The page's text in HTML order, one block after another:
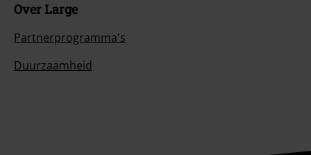
Over Large
Partnerprogramma's
Duurzaamheid